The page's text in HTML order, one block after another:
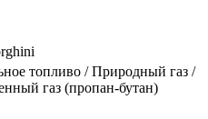
топливо / Природный газ /
газ (пропан-бутан)